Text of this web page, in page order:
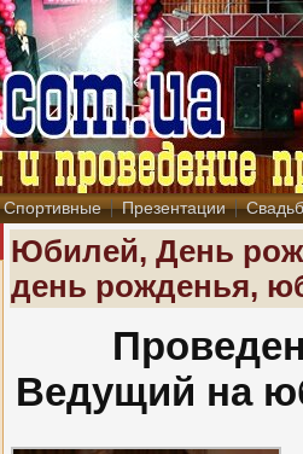
Спортивные Презентации
Юбилей, День
день рожденья,
Ведущий на